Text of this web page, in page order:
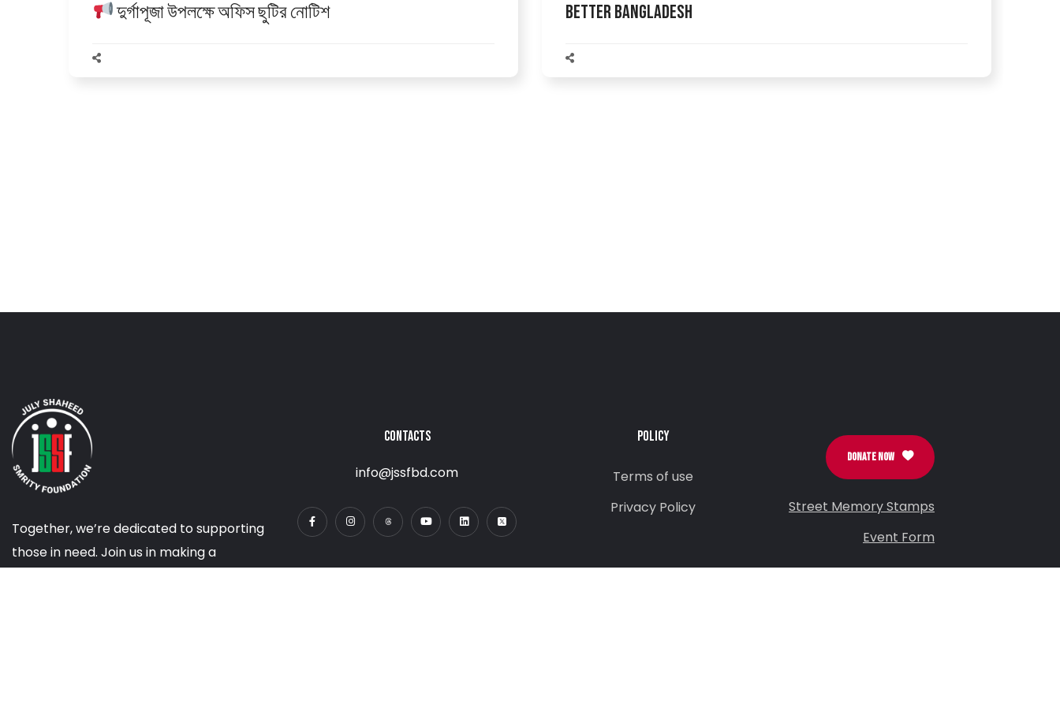
দুর্গাপূজা উপলক্ষে অফিস ছুটির নোটিশ
Better Bangladesh
Together, we’re dedicated to supporting
those in need. Join us in making a
CONTACTS
info@jssfbd.com
POLICY
Terms of use
Privacy Policy
DONATE NOW
Street Memory Stamps
Event Form